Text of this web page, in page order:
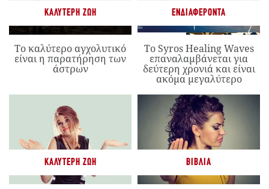
ΚΑΛΎΤΕΡΗ ΖΩΉ
Το καλύτερο αγχολυτικό
είναι η παρατήρηση των
άστρων
ΕΝΔΙΑΦΈΡΟΝΤΑ
Το Syros Healing Waves
επαναλαμβάνεται για
δεύτερη χρονιά και είναι
ακόμα μεγαλύτερο
ΚΑΛΎΤΕΡΗ ΖΩΉ ΒΙΒΛΊΑ